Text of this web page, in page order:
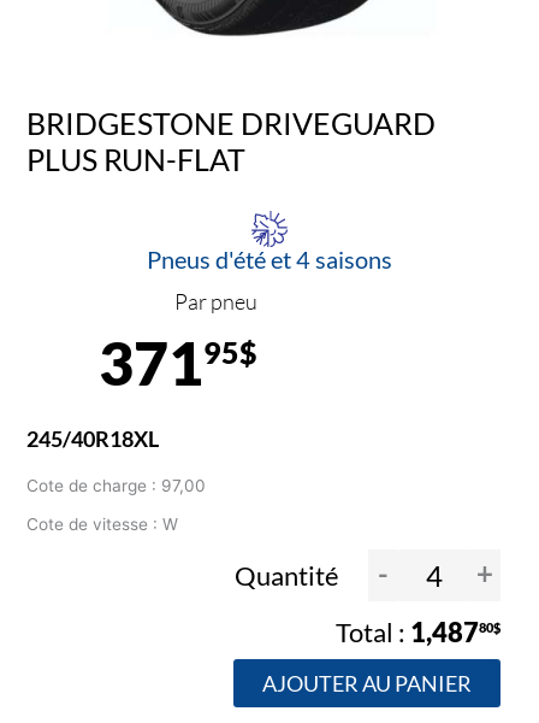
BRIDGESTONE DRIVEGUARD
PLUS RUN-FLAT
Pneus d'été et 4 saisons
Par pneu
37195$
245/40R18XL
Cote de charge : 97,00
Cote de vitesse : W
Quantité - +
1,48780$
AJOUTER AU PANIER